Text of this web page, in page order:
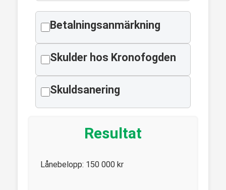
Betalningsanmärkning
Skulder hos Kronofogden
Skuldsanering
Resultat
Lånebelopp: 150 000 kr